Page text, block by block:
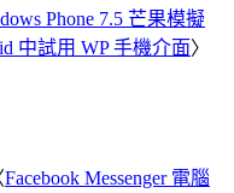
Phone 7.5 芒果模擬
中試用 WP 手機介面〉
Facebook Messenger 電腦